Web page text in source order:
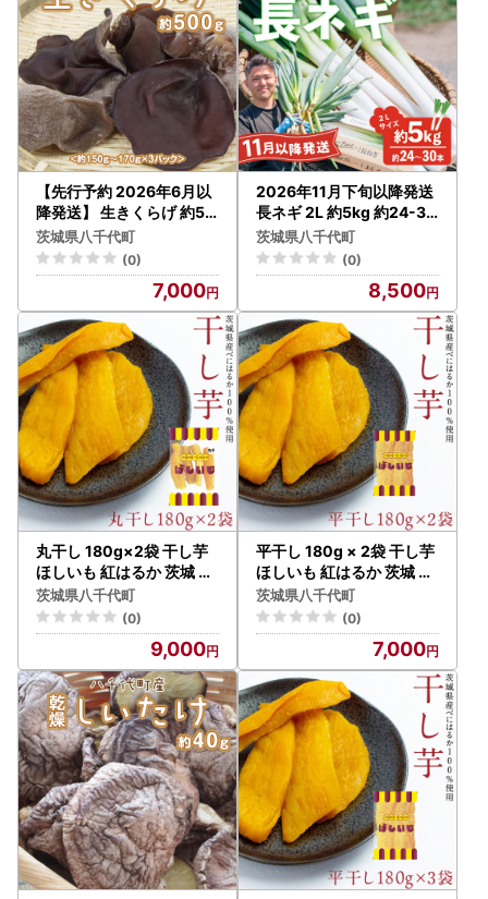
【先行予約 2026年6月以
降発送】 生きくらげ 約50
0g 木耳
茨城県八千代町
(0)
7,000
2026年11月下旬以降発送
長ネギ 2L 約5kg 約24-30
本 農家直送
茨城県八千代町
(0)
8,500
丸干し 180g×2袋 干し芋
ほしいも 紅はるか 茨城 芋
おやつ いも イモ ふるさと
納税 [AF144ya]
茨城県八千代町
(0)
9,000
平干し 180g × 2袋 干し芋
ほしいも 紅はるか 茨城 芋
おやつ いも イモ ふるさと
納税 [AF145ya]
茨城県八千代町
(0)
7,000